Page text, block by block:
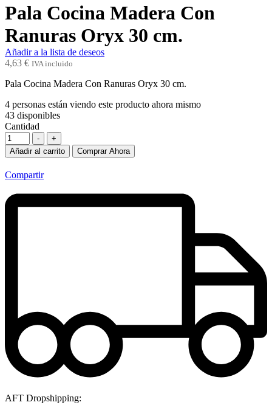
Pala Cocina Madera Con
Ranuras Oryx 30 cm.
Añadir a la lista de deseos
4,63 € IVA incluido
Pala Cocina Madera Con Ranuras Oryx 30 cm.
4 personas están viendo este producto ahora mismo
43 disponibles
Cantidad
-
+
Añadir al carrito
Comprar Ahora
Compartir
AFT Dropshipping: